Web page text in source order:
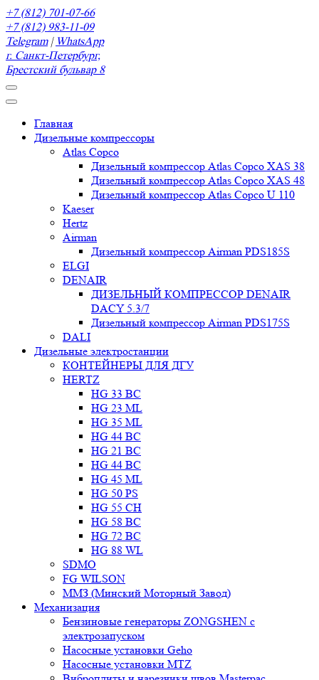
+7 (812) 701-07-66
+7 (812) 983-11-09
Telegram| WhatsApp
г. Санкт-Петербург,
Брестский бульвар 8
Главная
Дизельные компрессоры
Atlas Copco
Дизельный компрессор Atlas Copco XAS 38
Дизельный компрессор Atlas Copco XAS 48
Дизельный компрессор Atlas Copco U 110
Kaeser
Hertz
Airman
Дизельный компрессор Airman PDS185S
ELGI
DENAIR
ДИЗЕЛЬНЫЙ КОМПРЕССОР DENAIR
DACY 5.3/7
Дизельный компрессор Airman PDS175S
DALI
Дизельные электростанции
КОНТЕЙНЕРЫ ДЛЯ ДГУ
HERTZ
HG 33 BC
HG 23 ML
HG 35 ML
HG 44 BC
HG 21 BC
HG 44 BC
HG 45 ML
HG 50 PS
HG 55 CH
HG 58 BC
HG 72 BC
HG 88 WL
SDMO
FG WILSON
ММЗ (Минский Моторный Завод)
Механизация
Бензиновые генераторы ZONGSHEN с
электрозапуском
Насосные установки Geho
Насосные установки MTZ